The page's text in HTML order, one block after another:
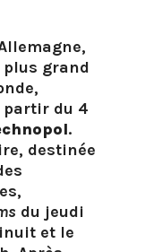
plus grand
partir du 4
.
destinée
du jeudi
et le